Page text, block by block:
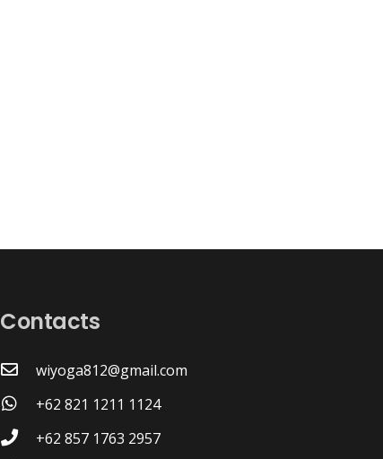
Contacts
wiyoga812@gmail.com
+62 821 1211 1124
+62 857 1763 2957